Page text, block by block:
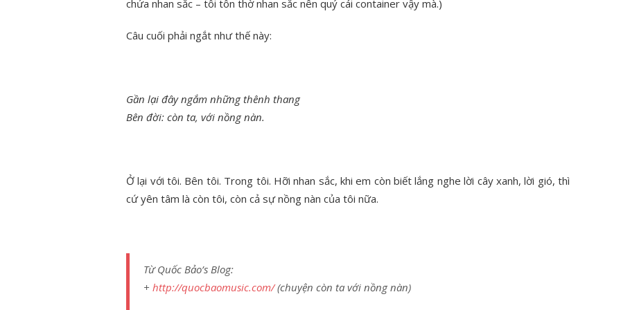
chứa nhan sắc – tôi tôn thờ nhan sắc nên quý cái container vậy mà.)
Câu cuối phải ngắt như thế này:
Gần lại đây ngắm những thênh thang
Bên đời: còn ta, với nồng nàn.
Ở lại với tôi. Bên tôi. Trong tôi. Hỡi nhan sắc, khi em còn biết lắng nghe lời cây xanh, lời gió, thì
cứ yên tâm là còn tôi, còn cả sự nồng nàn của tôi nữa.
Từ Quốc Bảo’s Blog:
+ http://quocbaomusic.com/(chuyện còn ta với nồng nàn)